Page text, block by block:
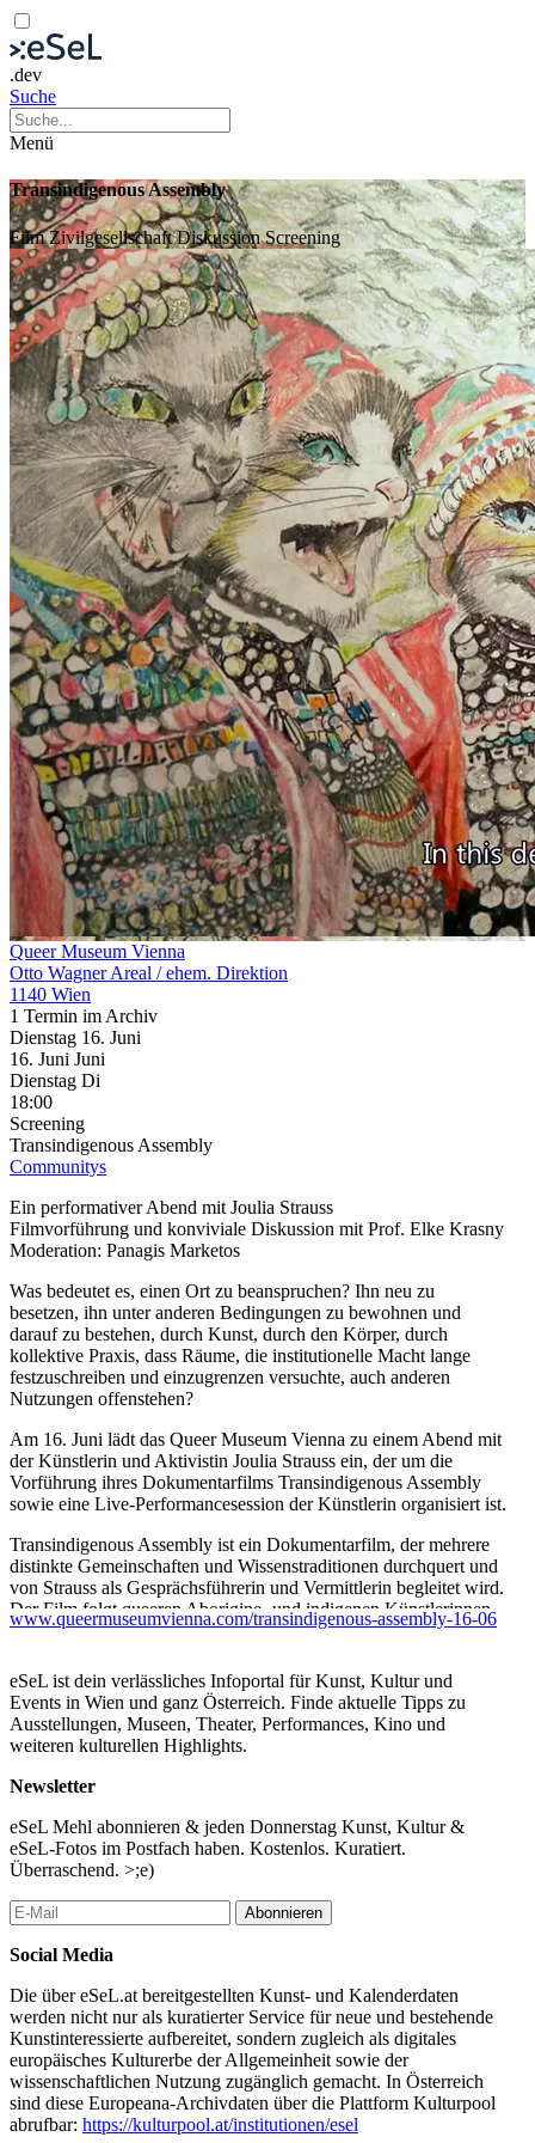
.dev
Suche
Menü
Transindigenous Assembly
FilmZivilgesellschaftDiskussionScreening
Queer Museum Vienna
Otto Wagner Areal / ehem. Direktion
1140 Wien
1 Termin im Archiv
Dienstag 16. Juni
16. Juni Juni
Dienstag Di
18:00
Screening
Transindigenous Assembly
Communitys
Ein performativer Abend mit Joulia Strauss
Filmvorführung und konviviale Diskussion mit Prof. Elke Krasny
Moderation: Panagis Marketos
Was bedeutet es, einen Ort zu beanspruchen? Ihn neu zu
besetzen, ihn unter anderen Bedingungen zu bewohnen und
darauf zu bestehen, durch Kunst, durch den Körper, durch
kollektive Praxis, dass Räume, die institutionelle Macht lange
festzuschreiben und einzugrenzen versuchte, auch anderen
Nutzungen offenstehen?
Am 16. Juni lädt das Queer Museum Vienna zu einem Abend mit
der Künstlerin und Aktivistin Joulia Strauss ein, der um die
Vorführung ihres Dokumentarfilms Transindigenous Assembly
sowie eine Live-Performancesession der Künstlerin organisiert ist.
Transindigenous Assembly ist ein Dokumentarfilm, der mehrere
distinkte Gemeinschaften und Wissenstraditionen durchquert und
von Strauss als Gesprächsführerin und Vermittlerin begleitet wird.
Der Film folgt queeren Aborigine- und indigenen Künstlerinnen
und Künstlern sowie ihren Praktiken der Herstellung eines
geblieben oder in sie zurückgekehrt sind; Lehrende, deren Arbeit
mit Licht ebenso präzise wie streng ist; Aborigine-
Kulturschaffende, deren künstlerische Praxis ein zentrales Mittel
der Selbstbestimmung darstellt; amazonische Curanderas, die ihre
Arbeit trotz der fortschreitenden Kommodifizierung
schamanischen Wissens aufrechterhalten. Indem sie sich den
haben, haben sie Leben konstruiert, die des Lebens wert sind. Der
Film schlägt eine epistemische und pädagogische Neuausrichtung
vor: eine Weise, neu zu durchdenken, wie Bildung, Steuerung des
könnten, wenn bestehende Systeme versagt haben und öffentliche
Güter privatisiert wurden.
das Publikum zu einer konvivialen Diskussion mit Strauss und
Professorin Elke Krasny eingeladen, an der auch Mitglieder des
Queer Museum Kollektivs teilnehmen.
Die Eröffnungs- und Schlusssequenzen des Films sind explizit
mit dem Avtonomi Akadimia-Projekt an der Platonischen
Akademie in Athen verbunden, einem Ort, dessen Geschichte
www.queermuseumvienna.com/transindigenous-assembly-16-06
eSeL ist dein verlässliches Infoportal für Kunst, Kultur und
Events in Wien und ganz Österreich. Finde aktuelle Tipps zu
Ausstellungen, Museen, Theater, Performances, Kino und
weiteren kulturellen Highlights.
Newsletter
eSeL Mehl abonnieren & jeden Donnerstag Kunst, Kultur &
eSeL-Fotos im Postfach haben. Kostenlos. Kuratiert.
Überraschend. >;e)
Abonnieren
Social Media
Die über eSeL.at bereitgestellten Kunst- und Kalenderdaten
werden nicht nur als kuratierter Service für neue und bestehende
Kunstinteressierte aufbereitet, sondern zugleich als digitales
europäisches Kulturerbe der Allgemeinheit sowie der
wissenschaftlichen Nutzung zugänglich gemacht. In Österreich
sind diese Europeana-Archivdaten über die Plattform Kulturpool
abrufbar: https://kulturpool.at/institutionen/esel